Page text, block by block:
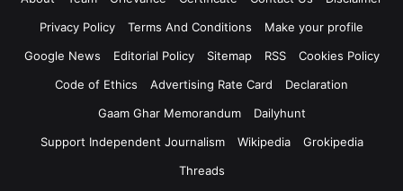
Privacy Policy
Terms And Conditions
Make your profile
Google News
Editorial Policy Sitemap RSS
Cookies Policy
Code of Ethics
Advertising Rate Card
Declaration
Gaam Ghar Memorandum
Dailyhunt
Support Independent Journalism
Wikipedia
Grokipedia
Threads